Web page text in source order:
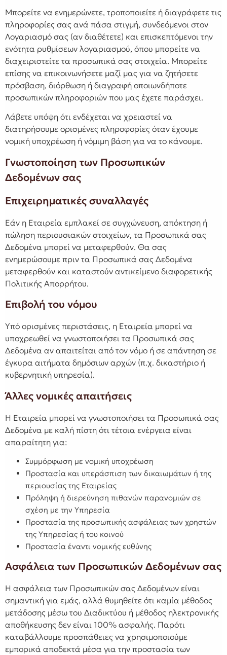
Μπορείτε να ενημερώνετε, τροποποιείτε ή διαγράφετε τις
πληροφορίες σας ανά πάσα στιγμή, συνδεόμενοι στον
Λογαριασμό σας (αν διαθέτετε) και επισκεπτόμενοι την
ενότητα ρυθμίσεων λογαριασμού, όπου μπορείτε να
διαχειριστείτε τα προσωπικά σας στοιχεία. Μπορείτε
επίσης να επικοινωνήσετε μαζί μας για να ζητήσετε
πρόσβαση, διόρθωση ή διαγραφή οποιωνδήποτε
προσωπικών πληροφοριών που μας έχετε παράσχει.
Λάβετε υπόψη ότι ενδέχεται να χρειαστεί να
διατηρήσουμε ορισμένες πληροφορίες όταν έχουμε
νομική υποχρέωση ή νόμιμη βάση για να το κάνουμε.
Γνωστοποίηση των Προσωπικών
Δεδομένων σας
Επιχειρηματικές συναλλαγές
Εάν η Εταιρεία εμπλακεί σε συγχώνευση, απόκτηση ή
πώληση περιουσιακών στοιχείων, τα Προσωπικά σας
Δεδομένα μπορεί να μεταφερθούν. Θα σας
ενημερώσουμε πριν τα Προσωπικά σας Δεδομένα
μεταφερθούν και καταστούν αντικείμενο διαφορετικής
Πολιτικής Απορρήτου.
Επιβολή του νόμου
Υπό ορισμένες περιστάσεις, η Εταιρεία μπορεί να
υποχρεωθεί να γνωστοποιήσει τα Προσωπικά σας
Δεδομένα αν απαιτείται από τον νόμο ή σε απάντηση σε
έγκυρα αιτήματα δημόσιων αρχών (π.χ. δικαστήριο ή
κυβερνητική υπηρεσία).
Άλλες νομικές απαιτήσεις
Η Εταιρεία μπορεί να γνωστοποιήσει τα Προσωπικά σας
Δεδομένα με καλή πίστη ότι τέτοια ενέργεια είναι
απαραίτητη για:
Συμμόρφωση με νομική υποχρέωση
Προστασία και υπεράσπιση των δικαιωμάτων ή της
περιουσίας της Εταιρείας
Πρόληψη ή διερεύνηση πιθανών παρανομιών σε
σχέση με την Υπηρεσία
Προστασία της προσωπικής ασφάλειας των χρηστών
της Υπηρεσίας ή του κοινού
Προστασία έναντι νομικής ευθύνης
Ασφάλεια των Προσωπικών Δεδομένων σας
Η ασφάλεια των Προσωπικών σας Δεδομένων είναι
σημαντική για εμάς, αλλά θυμηθείτε ότι καμία μέθοδος
μετάδοσης μέσω του Διαδικτύου ή μέθοδος ηλεκτρονικής
αποθήκευσης δεν είναι 100% ασφαλής. Παρότι
καταβάλλουμε προσπάθειες να χρησιμοποιούμε
εμπορικά αποδεκτά μέσα για την προστασία των